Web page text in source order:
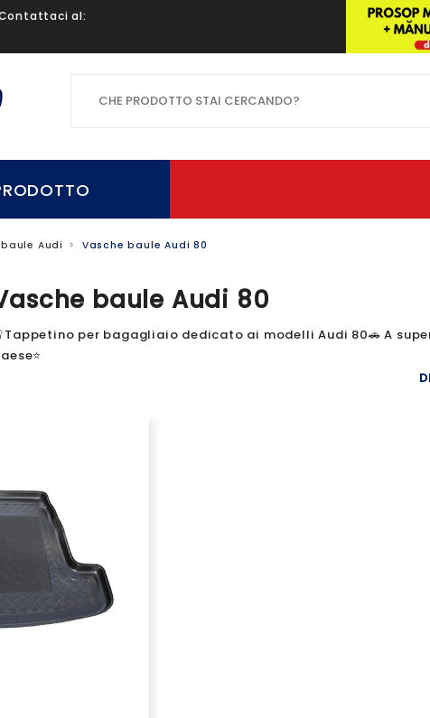
al:
Audi Vasche baule Audi 80
baule Audi 80
per bagagliaio dedicato ai modelli Audi 80🚗 A